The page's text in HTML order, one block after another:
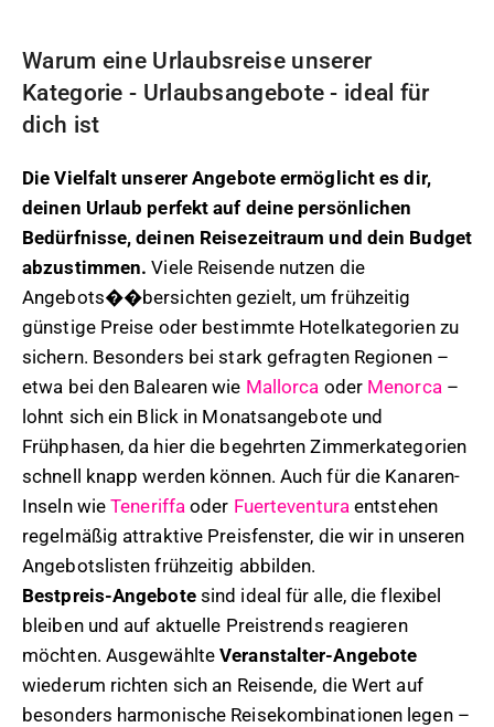
Warum eine Urlaubsreise unserer
Kategorie - Urlaubsangebote - ideal für
dich ist
Die Vielfalt unserer Angebote ermöglicht es dir,
deinen Urlaub perfekt auf deine persönlichen
Bedürfnisse, deinen Reisezeitraum und dein Budget
abzustimmen. Viele Reisende nutzen die
Angebots��bersichten gezielt, um frühzeitig
günstige Preise oder bestimmte Hotelkategorien zu
sichern. Besonders bei stark gefragten Regionen –
etwa bei den Balearen wie Mallorca oder Menorca –
lohnt sich ein Blick in Monatsangebote und
Frühphasen, da hier die begehrten Zimmerkategorien
schnell knapp werden können. Auch für die Kanaren-
Inseln wieTeneriffa oder Fuerteventura entstehen
regelmäßig attraktive Preisfenster, die wir in unseren
Angebotslisten frühzeitig abbilden.
Bestpreis-Angebotesind ideal für alle, die flexibel
bleiben und auf aktuelle Preistrends reagieren
möchten. AusgewählteVeranstalter-Angebote
wiederum richten sich an Reisende, die Wert auf
besonders harmonische Reisekombinationen legen –